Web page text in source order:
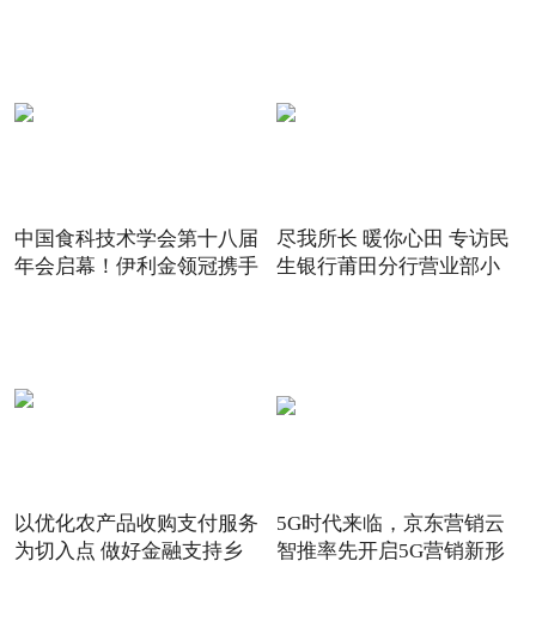
中国食科技术学会第十八届
年会启幕！伊利金领冠携手
尽我所长 暖你心田 专访民
生银行莆田分行营业部小
以优化农产品收购支付服务
为切入点 做好金融支持乡
5G时代来临，京东营销云
智推率先开启5G营销新形